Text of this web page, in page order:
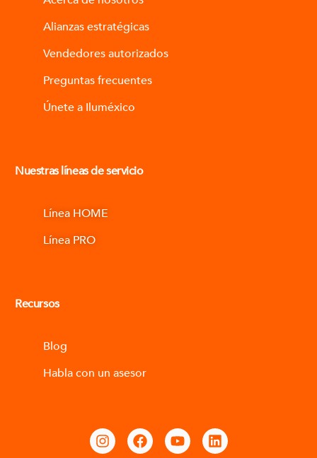
Alianzas estratégicas
Vendedores autorizados
Preguntas frecuentes
Únete a Iluméxico
Nuestras líneas de servicio
Línea HOME
Línea PRO
Recursos
Blog
Habla con un asesor